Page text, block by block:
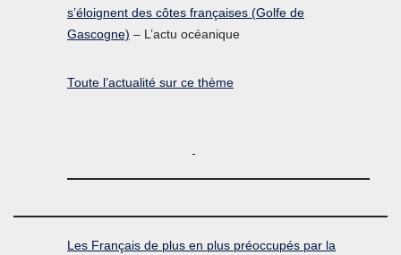
s’éloignent des côtes françaises (Golfe de
Gascogne) – L’actu océanique
Toute l’actualité sur ce thème
Les Français de plus en plus préoccupés par la